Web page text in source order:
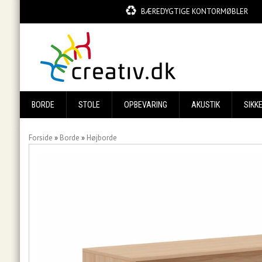
BÆREDYGTIGE KONTORMØBLER
BORDE STOLE OPBEVARING AKUSTIK
Forside » Borde » Højborde